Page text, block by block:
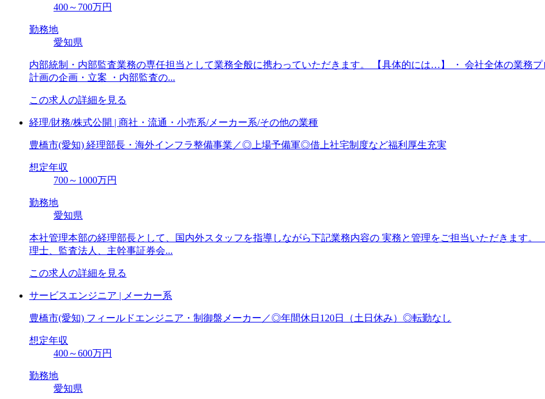
400～700万円
勤務地
愛知県
内部統制・内部監査業務の専任担当として業務全般に携わっていただきます。 【具体的には…】 ・ 会社全体の業務
計画の企画・⽴案 ・内部監査の...
この求人の詳細を見る
経理/財務/株式公開 | 商社・流通・小売系/メーカー系/その他の業種
豊橋市(愛知) 経理部長・海外インフラ整備事業／◎上場予備軍◎借上社宅制度など福利厚生充実
想定年収
700～1000万円
勤務地
愛知県
本社管理本部の経理部⻑として、国内外スタッフを指導しながら下記業務内容の 実務と管理をご担当いただきます
理⼠、監査法⼈、主幹事証券会...
この求人の詳細を見る
サービスエンジニア | メーカー系
豊橋市(愛知) フィールドエンジニア・制御盤メーカー／◎年間休日120日（土日休み）◎転勤なし
想定年収
400～600万円
勤務地
愛知県